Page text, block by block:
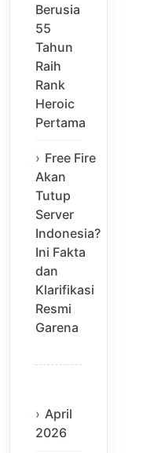
Berusia
55
Tahun
Raih
Rank
Heroic
Pertama
Free Fire
Akan
Tutup
Server
Indonesia?
Ini Fakta
dan
Klarifikasi
Resmi
Garena
April
2026